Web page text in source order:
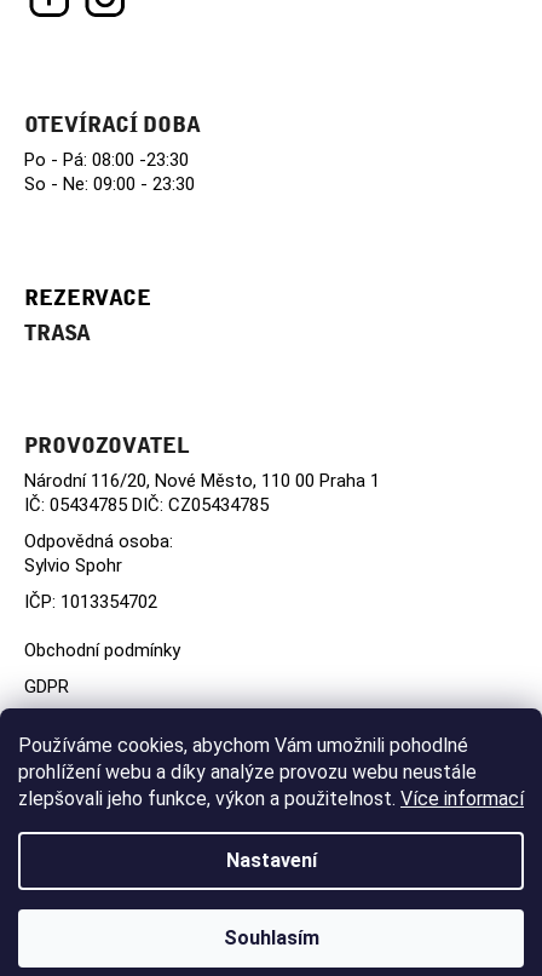
Používáme cookies, abychom Vám umožnili pohodlné
prohlížení webu a díky analýze provozu webu neustále
zlepšovali jeho funkce, výkon a použitelnost. Více informací
Nastavení
Souhlasím
OTEVÍRACÍ DOBA
Po - Pá: 08:00 -23:30
So - Ne: 09:00 - 23:30
REZERVACE
TRASA
PROVOZOVATEL
Národní 116/20, Nové Město, 110 00 Praha 1
IČ: 05434785 DIČ: CZ05434785
Odpovědná osoba:
Sylvio Spohr
IČP: 1013354702
Obchodní podmínky
GDPR
Copyright 2026Dárkové poukazy | Café Louvre. Všechna
práva vyhrazena.